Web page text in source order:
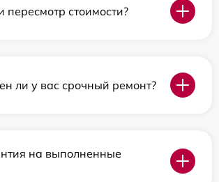
пересмотр стоимости?
ли у вас срочный ремонт?
на выполненные